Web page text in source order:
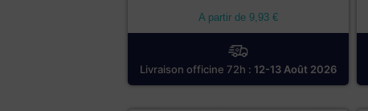
A partir de 9,93 €
Livraison officine 72h : 12-13 Août 2026